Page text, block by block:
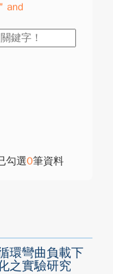
and
勾選0筆資料
環彎曲負載下
之實驗研究